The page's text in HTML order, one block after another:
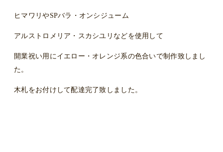
ヒマワリやSPバラ・オンシジューム
アルストロメリア・スカシユリなどを使用して
開業祝い用にイエロー・オレンジ系の色合いで制作致しまし
た。
木札をお付けして配達完了致しました。